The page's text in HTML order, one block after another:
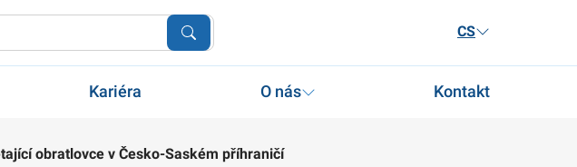
CS
Kariéra O nás Kontakt
obratlovce v Česko-Saském příhraničí